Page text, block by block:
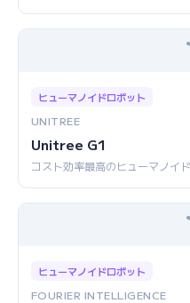
ヒューマノイドロボット
UNITREE
Unitree G1
コスト効率最高のヒューマノイ
ヒューマノイドロボット
FOURIER INTELLIGENCE